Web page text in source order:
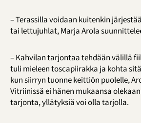
– Terassilla voidaan kuitenkin
tai lettujuhlat, Marja Arola
– Kahvilan tarjontaa tehdään välillä
tuli mieleen toscapiirakka ja kohta
kun siirryn tuonne keittiön puolelle,
Vitriinissä ei hänen mukaansa
tarjonta, yllätyksiä voi olla tarjolla.